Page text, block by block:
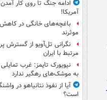
ادامه جنگ تا روی کار
آمریکا!
باغچه‌های خانگی در کاهش
موثرند
نگرانی تل‌آویو از گسترش
مرتبط با ایران
نیویورک تایمز: غرب
به موشک‌های رهگیر ندارد
آیا از نفوذ نتانیاهو در
است؟